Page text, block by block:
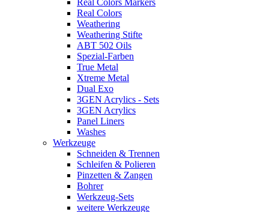
Real Colors Markers
Real Colors
Weathering
Weathering Stifte
ABT 502 Oils
Spezial-Farben
True Metal
Xtreme Metal
Dual Exo
3GEN Acrylics - Sets
3GEN Acrylics
Panel Liners
Washes
Werkzeuge
Schneiden & Trennen
Schleifen & Polieren
Pinzetten & Zangen
Bohrer
Werkzeug-Sets
weitere Werkzeuge